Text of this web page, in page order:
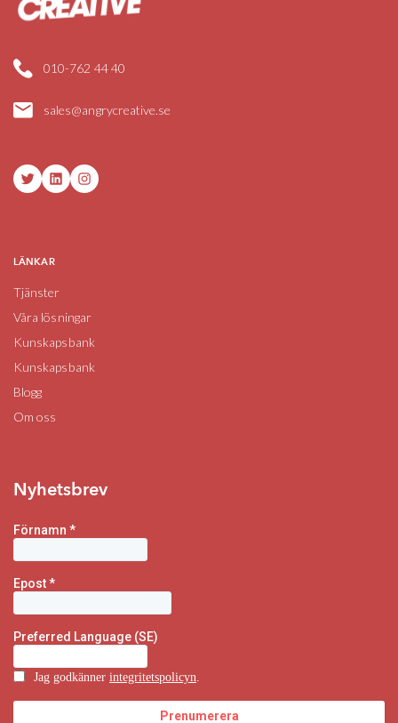
010-762 44 40
sales@angrycreative.se
TwitterLinkedInInstagram
LÄNKAR
Tjänster
Våra lösningar
Kunskapsbank
Kunskapsbank
Blogg
Om oss
Nyhetsbrev